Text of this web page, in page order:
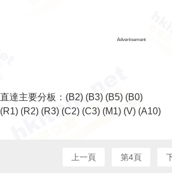
Advertisement
直達主要分板： (B2) (B3) (B5) (B0)
(R1) (R2) (R3) (C2) (C3) (M1) (V) (A10)
上一頁 第4頁